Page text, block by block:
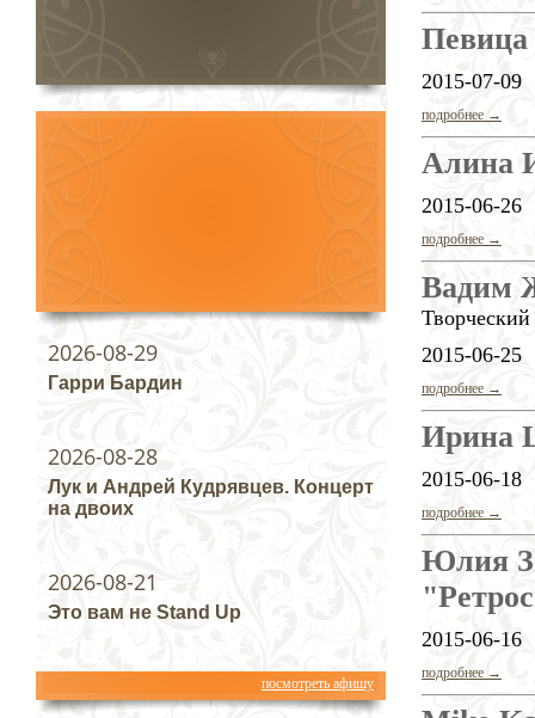
Певица
2015-07-09
подробнее →
Алина
2015-06-26
подробнее →
Вадим
Творческий
2015-06-25
подробнее →
Ирина
2015-06-18
подробнее →
Юлия
2015-06-16
подробнее →
2026-08-29
Гарри Бардин
2026-08-28
Лук и Андрей Кудрявцев. Концерт
на двоих
2026-08-21
Это вам не Stand Up
посмотреть афишу